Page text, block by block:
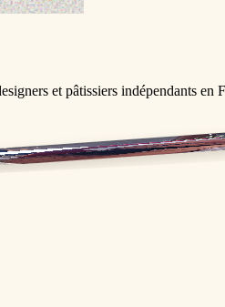
et pâtissiers indépendants